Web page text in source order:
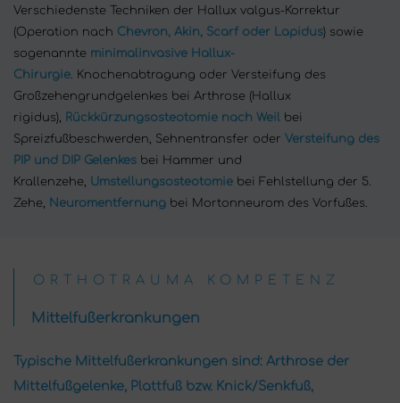
Verschiedenste Techniken der Hallux valgus-Korrektur
(Operation nach Chevron, Akin, Scarf oder Lapidus) sowie
sogenannte minimalinvasive Hallux-
Chirurgie. Knochenabtragung oder Versteifung des
Großzehengrundgelenkes bei Arthrose (Hallux
rigidus), Rückkürzungsosteotomie nach Weil bei
Spreizfußbeschwerden, Sehnentransfer oder Versteifung des
PIP und DIP Gelenkes bei Hammer und
Krallenzehe, Umstellungsosteotomie bei Fehlstellung der 5.
Zehe, Neuromentfernung bei Mortonneurom des Vorfußes.
ORTHOTRAUMA KOMPETENZ
Mittelfußerkrankungen
Typische Mittelfußerkrankungen sind: Arthrose der
Mittelfußgelenke, Plattfuß bzw. Knick/Senkfuß,